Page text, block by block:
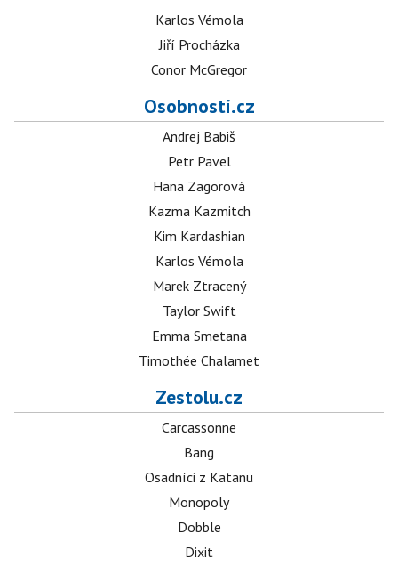
Karlos Vémola
Jiří Procházka
Conor McGregor
Osobnosti.cz
Andrej Babiš
Petr Pavel
Hana Zagorová
Kazma Kazmitch
Kim Kardashian
Karlos Vémola
Marek Ztracený
Taylor Swift
Emma Smetana
Timothée Chalamet
Zestolu.cz
Carcassonne
Bang
Osadníci z Katanu
Monopoly
Dobble
Dixit